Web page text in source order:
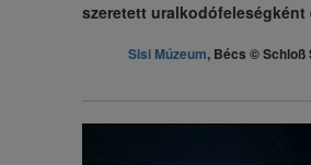
szeretett
Sisi Múzeum, Bécs © Schloß